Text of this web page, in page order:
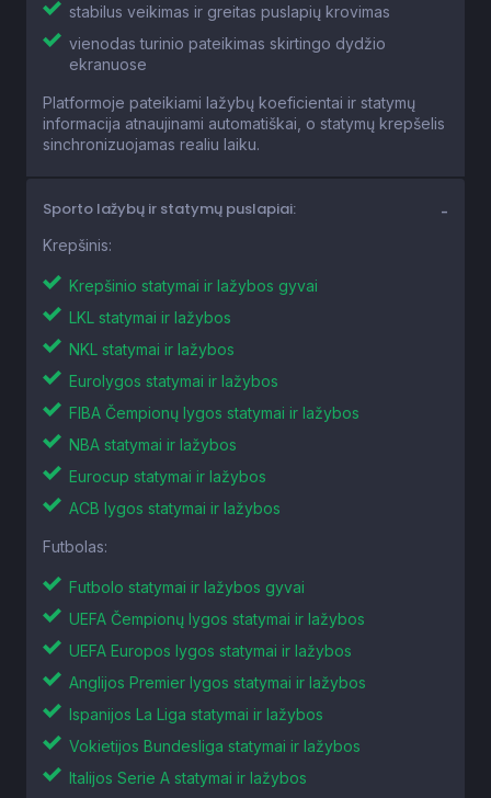
stabilus veikimas ir greitas puslapių krovimas
vienodas turinio pateikimas skirtingo dydžio
ekranuose
Platformoje pateikiami lažybų koeficientai ir statymų
informacija atnaujinami automatiškai, o statymų krepšelis
sinchronizuojamas realiu laiku.
Sporto lažybų ir statymų puslapiai:
Krepšinis:
Krepšinio statymai ir lažybos gyvai
LKL statymai ir lažybos
NKL statymai ir lažybos
Eurolygos statymai ir lažybos
FIBA Čempionų lygos statymai ir lažybos
NBA statymai ir lažybos
Eurocup statymai ir lažybos
ACB lygos statymai ir lažybos
Futbolas:
Futbolo statymai ir lažybos gyvai
UEFA Čempionų lygos statymai ir lažybos
UEFA Europos lygos statymai ir lažybos
Anglijos Premier lygos statymai ir lažybos
Ispanijos La Liga statymai ir lažybos
Vokietijos Bundesliga statymai ir lažybos
Italijos Serie A statymai ir lažybos